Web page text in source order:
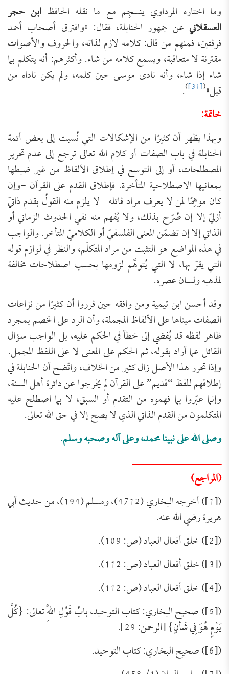
وما اختاره المرداوي ينسجِم مع ما نقله الحافظ ابن حجر
العسقلاني عن جمهور الحنابلة، فقال: «وافترق أصحاب أحمد
فرقتين، فمنهم من قال: كلامه لازم لذاته، والحروف والأصوات
مقترنة لا متعاقبة، ويسمع كلامه من شاء. وأكثرهم: أنه يتكلم بما
شاء إذا شاء، وأنه نادى موسى حين كلمه، ولم يكن ناداه من
قبل»(
[31]
)
.
خاتمة:
وبهذا يظهر أن كثيرًا من الإشكالات التي نُسبت إلى بعض أئمة
الحنابلة في باب الصفات أو كلام الله تعالى ترجع إلى عدم تحرير
المصطلحات، أو إلى التوسع في إطلاق الألفاظ من غير ضبطها
بمعانيها الاصطلاحية المتأخرة. فإطلاق القدم على القرآن -وإن
كان موهِمًا لمن لا يعرف مراد قائله- لا يلزم منه القولُ بقدم ذاتيّ
أزليّ إلا إن صُرّح بذلك، ولا يُفهم منه نفي الحدوث الزماني أو
الذاتي إلا إن تضمّن المعنى الفلسفيّ أو الكلاميّ المتأخر. والواجب
في هذه المواضع هو التثبت من مراد المتكلّم، والنظر في لوازم قوله
التي يقرّ بها، لا التي يُتوهَّم لزومها بحسب اصطلاحات مخالفة
لمذهبه ولسان عصره.
وقد أحسن ابن تيمية ومن وافقه حين قرروا أن كثيرًا من نزاعات
الصفات مبناها على الألفاظ المجملة، وأن الرد على الخصم بمجرد
ظاهر لفظه قد يُفضي إلى خطأ في الحكم عليه، بل الواجب سؤال
القائل عما أراد بقوله، ثم الحكم على المعنى لا على اللفظ المجمل.
وإذا تحرر هذا الأصل زال كثير من الخلاف، واتّضح أن الحنابلة في
إطلاقهم للفظ “قديم” على القرآن لم يخرجوا عن دائرة أهل السنة،
وإنما عبّروا بما فهموه من التقدم أو السبق، لا بما اصطلح عليه
المتكلمون من القدم الذاتي الذي لا يصح إلا في حق الله تعالى.
وصلى الله على نبينا محمد، وعلى آله وصحبه وسلم.
ـــــــــــــــــــــــــــــ
(المراجع)
([1]) أخرجه البخاري (4712)، ومسلم (194)، من حديث أبي
هريرة رضي الله عنه.
([2]) خلق أفعال العباد (ص: 109).
([3]) خلق أفعال العباد (ص: 112).
([4]) خلق أفعال العباد (ص: 112).
([5]) صحيح البخاري: كتاب التوحيد، بابُ قَوْلِ اللَّهِ تعالى: {كُلَّ
يَوْمٍ هُوَ فِي شَأنٍ} [الرحمن: 29].
([6]) صحيح البخاري: كتاب التوحيد.